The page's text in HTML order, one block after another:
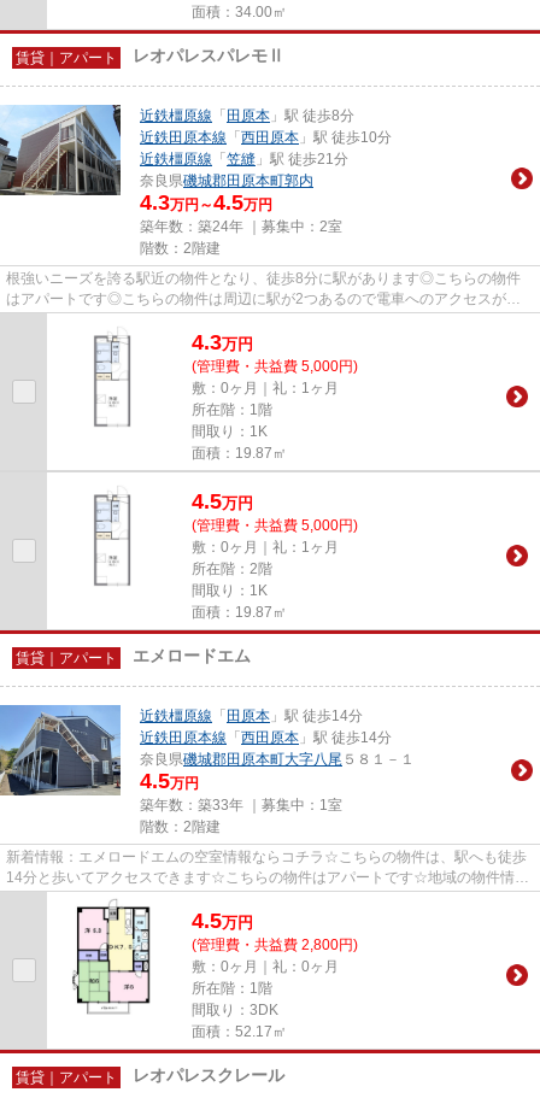
面積：34.00㎡
賃貸｜アパート レオパレスパレモⅡ
近鉄橿原線 「 田原本 」駅 徒歩8分
近鉄田原本線 「 西田原本 」駅 徒歩10分
近鉄橿原線 「 笠縫 」駅 徒歩21分
奈良県磯城郡田原本町郭内
4.3万円～4.5万円
築年数：築24年 ｜募集中： 2室
階数：2階建
根強いニーズを誇る駅近の物件となり、徒歩8分に駅があります◎こちらの物件
はアパートです◎こちらの物件は周辺に駅が2つあるので電車へのアクセスが便
4.3万円
(管理費・共益費 5,000円)
敷：0ヶ月｜礼：1ヶ月
所在階：1階
間取り：1K
面積：19.87㎡
4.5万円
(管理費・共益費 5,000円)
敷：0ヶ月｜礼：1ヶ月
所在階：2階
間取り：1K
面積：19.87㎡
賃貸｜アパート エメロードエム
近鉄橿原線 「 田原本 」駅 徒歩14分
近鉄田原本線 「 西田原本 」駅 徒歩14分
奈良県磯城郡田原本町大字八尾 ５８１－１
4.5万円
築年数：築33年 ｜募集中： 1室
階数：2階建
新着情報：エメロードエムの空室情報ならコチラ☆こちらの物件は、駅へも徒歩
14分と歩いてアクセスできます☆こちらの物件はアパートです☆地域の物件情報
を数多く集めました☆お客様に合...
4.5万円
(管理費・共益費 2,800円)
敷：0ヶ月｜礼：0ヶ月
所在階：1階
間取り：3DK
面積：52.17㎡
賃貸｜アパート レオパレスクレール